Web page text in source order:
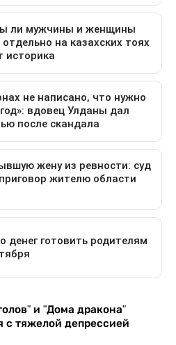
и "Дома дракона"
с тяжелой депрессией